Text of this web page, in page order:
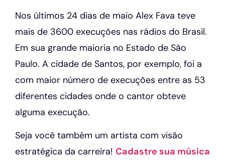
Nos últimos 24 dias de maio Alex Fava teve
mais de 3600 execuções nas rádios do Brasil.
Em sua grande maioria no Estado de São
Paulo. A cidade de Santos, por exemplo, foi a
com maior número de execuções entre as 53
diferentes cidades onde o cantor obteve
alguma execução.
Seja você também um artista com visão
estratégica da carreira! Cadastre sua música